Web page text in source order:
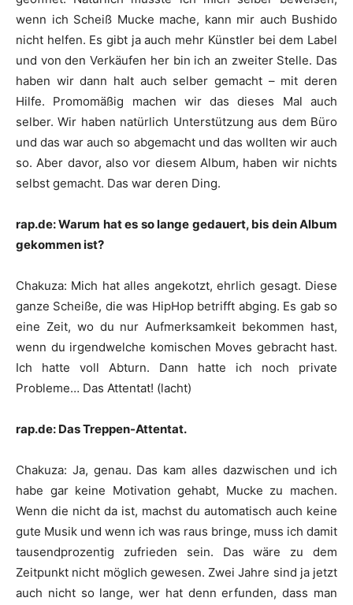
wenn ich Scheiß Mucke mache, kann mir auch Bushido
nicht helfen. Es gibt ja auch mehr Künstler bei dem Label
und von den Verkäufen her bin ich an zweiter Stelle. Das
haben wir dann halt auch selber gemacht – mit deren
Hilfe. Promomäßig machen wir das dieses Mal auch
selber. Wir haben natürlich Unterstützung aus dem Büro
und das war auch so abgemacht und das wollten wir auch
so. Aber davor, also vor diesem Album, haben wir nichts
selbst gemacht. Das war deren Ding.
rap.de: Warum hat es so lange gedauert, bis dein Album
gekommen ist?
Chakuza: Mich hat alles angekotzt, ehrlich gesagt. Diese
ganze Scheiße, die was HipHop betrifft abging. Es gab so
eine Zeit, wo du nur Aufmerksamkeit bekommen hast,
wenn du irgendwelche komischen Moves gebracht hast.
Ich hatte voll Abturn. Dann hatte ich noch private
Probleme… Das Attentat! (lacht)
rap.de: Das Treppen-Attentat.
Chakuza: Ja, genau. Das kam alles dazwischen und ich
habe gar keine Motivation gehabt, Mucke zu machen.
Wenn die nicht da ist, machst du automatisch auch keine
gute Musik und wenn ich was raus bringe, muss ich damit
tausendprozentig zufrieden sein. Das wäre zu dem
Zeitpunkt nicht möglich gewesen. Zwei Jahre sind ja jetzt
auch nicht so lange, wer hat denn erfunden, dass man